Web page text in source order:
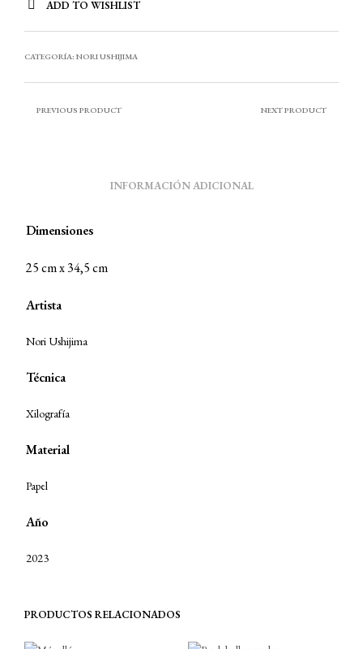
ADD TO WISHLIST
CATEGORÍA: NORI USHIJIMA
PREVIOUS PRODUCT NEXT PRODUCT
INFORMACIÓN ADICIONAL
Dimensiones
25 cm x 34,5 cm
Artista
Nori Ushijima
Técnica
Xilografía
Material
Papel
Año
2023
PRODUCTOS RELACIONADOS